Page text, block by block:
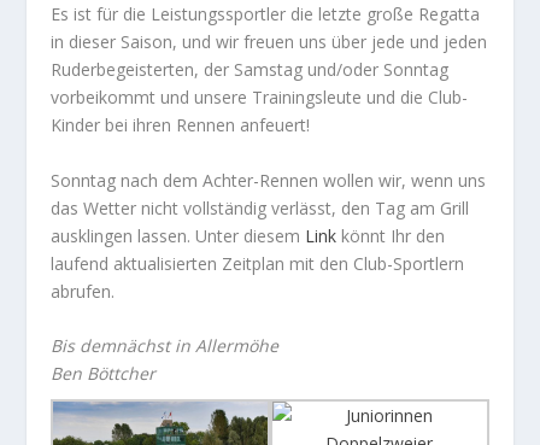
Es ist für die Leistungssportler die letzte große Regatta
in dieser Saison, und wir freuen uns über jede und jeden
Ruderbegeisterten, der Samstag und/oder Sonntag
vorbeikommt und unsere Trainingsleute und die Club-
Kinder bei ihren Rennen anfeuert!
Sonntag nach dem Achter-Rennen wollen wir, wenn uns
das Wetter nicht vollständig verlässt, den Tag am Grill
ausklingen lassen. Unter diesem Link könnt Ihr den
laufend aktualisierten Zeitplan mit den Club-Sportlern
abrufen.
Bis demnächst in Allermöhe
Ben Böttcher